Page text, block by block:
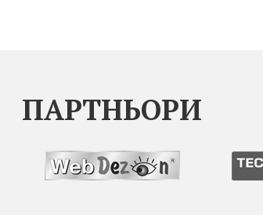
ПАРТНЬОРИ